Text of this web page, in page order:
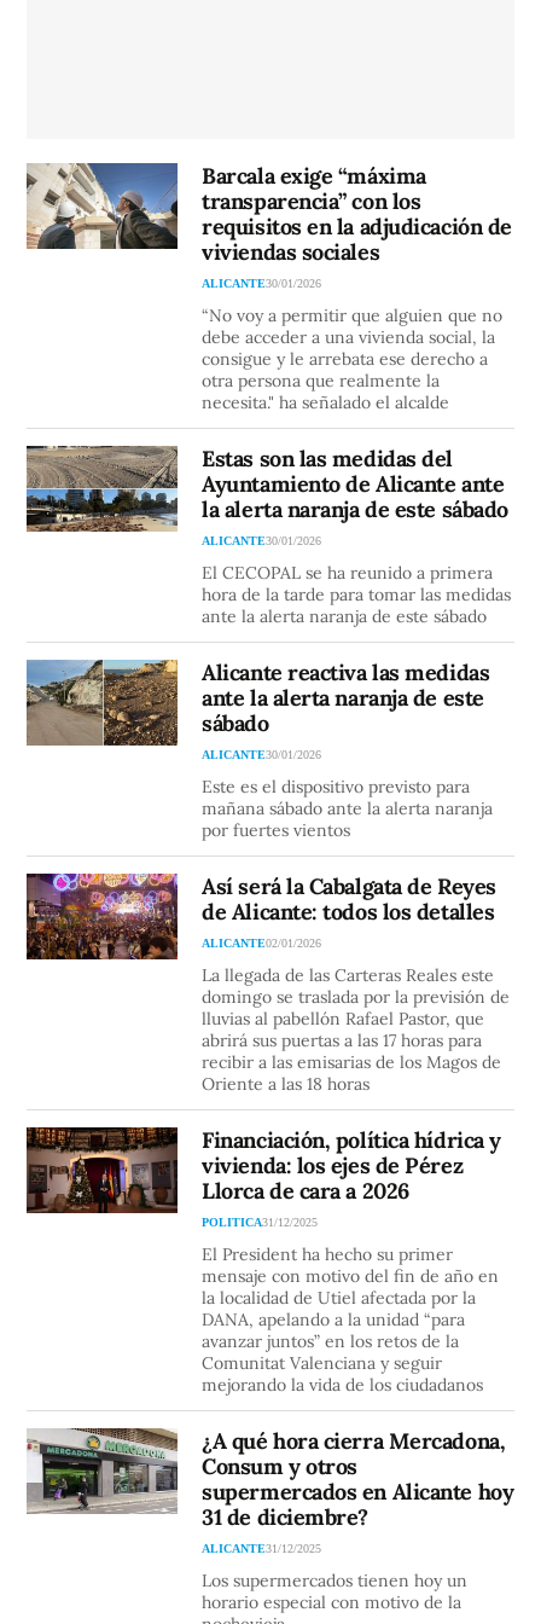
Barcala exige “máxima
transparencia” con los
requisitos en la adjudicación de
viviendas sociales
ALICANTE30/01/2026
“No voy a permitir que alguien que no
debe acceder a una vivienda social, la
consigue y le arrebata ese derecho a
otra persona que realmente la
necesita." ha señalado el alcalde
Estas son las medidas del
Ayuntamiento de Alicante ante
la alerta naranja de este sábado
ALICANTE30/01/2026
El CECOPAL se ha reunido a primera
hora de la tarde para tomar las medidas
ante la alerta naranja de este sábado
Alicante reactiva las medidas
ante la alerta naranja de este
sábado
ALICANTE30/01/2026
Este es el dispositivo previsto para
mañana sábado ante la alerta naranja
por fuertes vientos
Así será la Cabalgata de Reyes
de Alicante: todos los detalles
ALICANTE02/01/2026
La llegada de las Carteras Reales este
domingo se traslada por la previsión de
lluvias al pabellón Rafael Pastor, que
abrirá sus puertas a las 17 horas para
recibir a las emisarias de los Magos de
Oriente a las 18 horas
Financiación, política hídrica y
vivienda: los ejes de Pérez
Llorca de cara a 2026
POLITICA31/12/2025
El President ha hecho su primer
mensaje con motivo del fin de año en
la localidad de Utiel afectada por la
DANA, apelando a la unidad “para
avanzar juntos” en los retos de la
Comunitat Valenciana y seguir
mejorando la vida de los ciudadanos
¿A qué hora cierra Mercadona,
Consum y otros
supermercados en Alicante hoy
31 de diciembre?
ALICANTE31/12/2025
Los supermercados tienen hoy un
horario especial con motivo de la